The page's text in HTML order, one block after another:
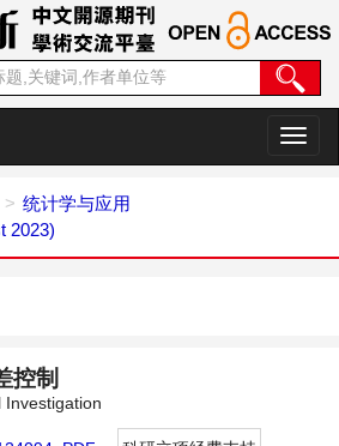
切
换
统计学与应用
2023)
控制
Investigation